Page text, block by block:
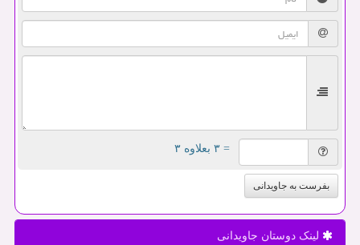
= ۳ بعلاوه ۳
بفرست به جاویدانی
لینک دوستان جاویدانی